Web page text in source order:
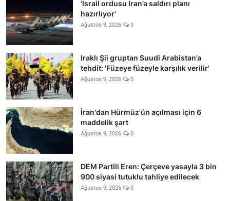
'İsrail ordusu İran’a saldırı planı
hazırlıyor'
Ağustos 9, 2026 0
Iraklı Şii gruptan Suudi Arabistan’a
tehdit: 'Füzeye füzeyle karşılık verilir'
Ağustos 9, 2026 0
İran'dan Hürmüz'ün açılması için 6
maddelik şart
Ağustos 9, 2026 0
DEM Partili Eren: Çerçeve yasayla 3 bin
900 siyasi tutuklu tahliye edilecek
Ağustos 9, 2026 0